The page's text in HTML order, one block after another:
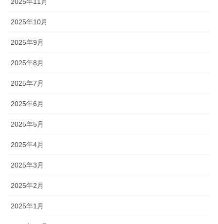
2025年10月
2025年9月
2025年8月
2025年7月
2025年6月
2025年5月
2025年4月
2025年3月
2025年2月
2025年1月